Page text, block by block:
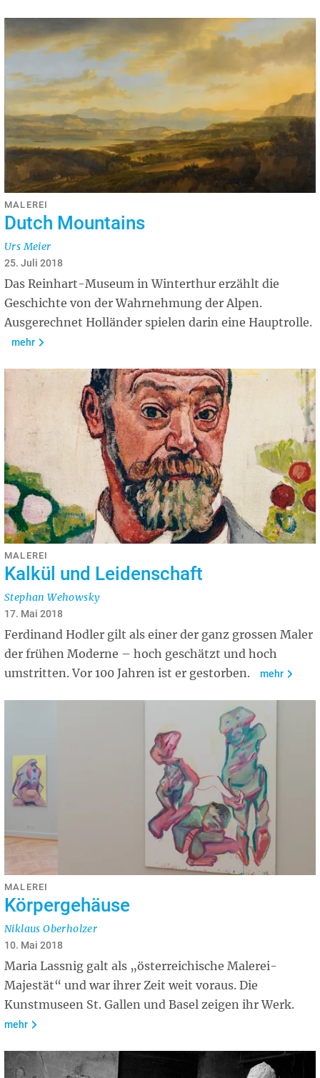
MALEREI
Dutch Mountains
Urs Meier
25. Juli 2018
Das Reinhart-Museum in Winterthur erzählt die
Geschichte von der Wahrnehmung der Alpen.
Ausgerechnet Holländer spielen darin eine Hauptrolle.
mehr
MALEREI
Kalkül und Leidenschaft
Stephan Wehowsky
17. Mai 2018
Ferdinand Hodler gilt als einer der ganz grossen Maler
der frühen Moderne – hoch geschätzt und hoch
umstritten. Vor 100 Jahren ist er gestorben.
mehr
MALEREI
Körpergehäuse
Niklaus Oberholzer
10. Mai 2018
Maria Lassnig galt als „österreichische Malerei-
Majestät“ und war ihrer Zeit weit voraus. Die
Kunstmuseen St. Gallen und Basel zeigen ihr Werk.
mehr